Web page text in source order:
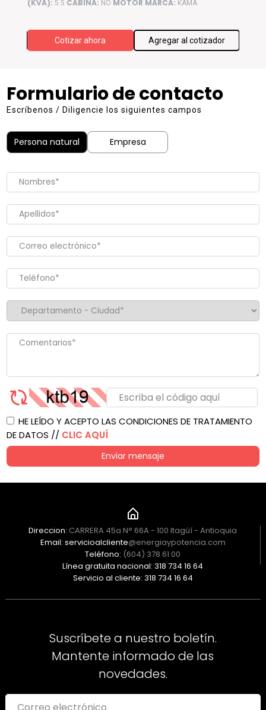
(KVA): 5.5 CABINA: NO MOTOR MARCA: KAMA
Cotizar ahora Agregar al cotizador
Formulario de contacto
Escríbenos / Diligencie los siguientes campos
Persona natural Empresa
HE LEÍDO Y ACEPTO LAS CONDICIONES DE TRATAMIENTO
DE DATOS // CLIC AQUÍ
Enviar mensaje
Direccion: CARRERA 45a N° 66A - 100 Itagüí - Antioquia
Email: servicioalcliente@energiaypotencia.com
Teléfono: (604) 378 61 00
Línea gratuita nacional: 318 734 16 64
Servicio al cliente: 318 734 16 64
Suscríbete a nuestro boletín.
Mantente informado de las
novedades.